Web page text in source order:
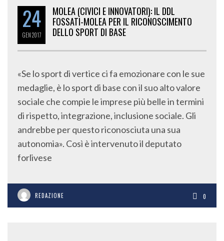
24
GEN2017
MOLEA (CIVICI E INNOVATORI): IL DDL
FOSSATI-MOLEA PER IL RICONOSCIMENTO
DELLO SPORT DI BASE
«Se lo sport di vertice ci fa emozionare con le sue
medaglie, è lo sport di base con il suo alto valore
sociale che compie le imprese più belle in termini
di rispetto, integrazione, inclusione sociale. Gli
andrebbe per questo riconosciuta una sua
autonomia». Così è intervenuto il deputato
forlivese
REDAZIONE 0